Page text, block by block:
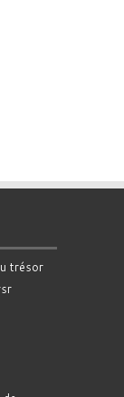
trésor